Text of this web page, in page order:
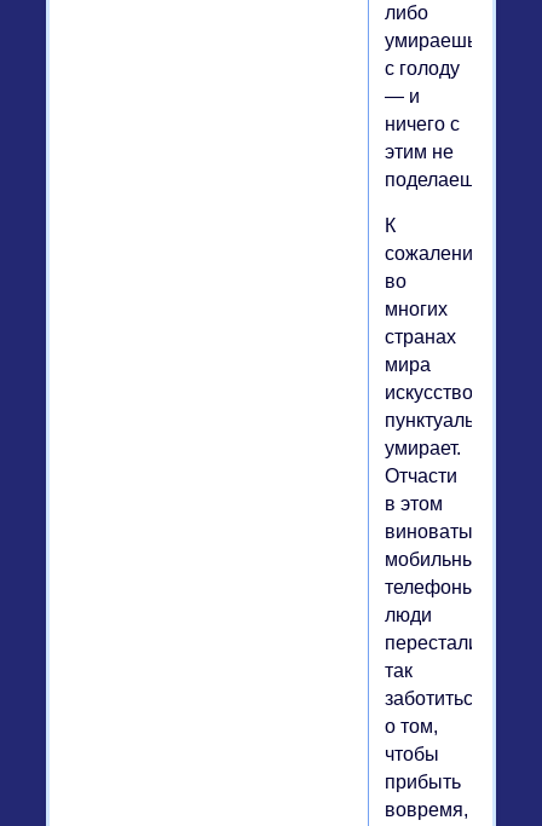
либо
умираешь
с голоду
— и
ничего с
этим не
поделаешь.
К
сожалению,
во
многих
странах
мира
искусство
пунктуальности
умирает.
Отчасти
в этом
виноваты
мобильные
телефоны:
люди
перестали
так
заботиться
о том,
чтобы
прибыть
вовремя,